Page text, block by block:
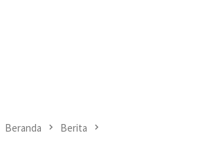
Beranda Berita